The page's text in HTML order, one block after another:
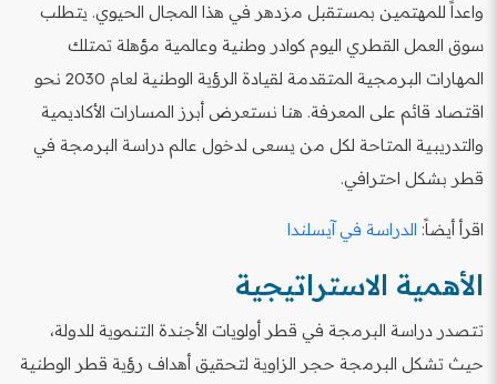
واعداً للمهتمين بمستقبل مزدهر في هذا المجال الحيوي. يتطلب
سوق العمل القطري اليوم كوادر وطنية وعالمية مؤهلة تمتلك
المهارات البرمجية المتقدمة لقيادة الرؤية الوطنية لعام 2030 نحو
اقتصاد قائم على المعرفة. هنا نستعرض أبرز المسارات الأكاديمية
والتدريبية المتاحة لكل من يسعى لدخول عالم دراسة البرمجة في
قطر بشكل احترافي.
اقرأ أيضاً: الدراسة في آيسلندا
الأهمية الاستراتيجية
تتصدر دراسة البرمجة في قطر أولويات الأجندة التنموية للدولة،
حيث تشكل البرمجة حجر الزاوية لتحقيق أهداف رؤية قطر الوطنية